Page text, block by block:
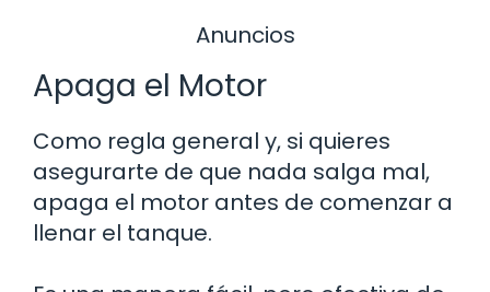
Anuncios
Apaga el Motor
Como regla general y, si quieres
asegurarte de que nada salga mal,
apaga el motor antes de comenzar a
llenar el tanque.